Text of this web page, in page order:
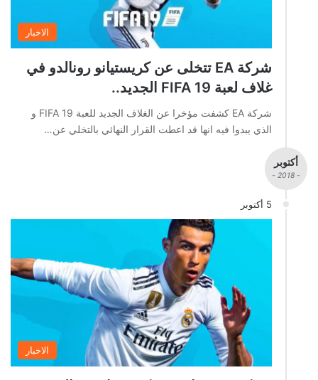
الاخبار
شركة EA تتخلى عن كريستيانو رونالدو في
غلاف لعبة FIFA 19 الجديد..
شركة EA كشفت مؤخرا عن الغلاف الجديد للعبة FIFA 19 و
الذي يبدوا فيه انها قد اعطت القرار النهائي بالتخلي عن…
أكتوبر
- 2018 -
5 أكتوبر
الاخبار